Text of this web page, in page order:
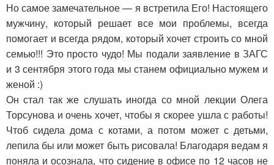
Но самое замечательное — я встретила Его! Настоящего
мужчину, который решает все мои проблемы, всегда
помогает и всегда рядом, который хочет строить со мной
семью!!! Это просто чудо! Мы подали заявление в ЗАГС
и 3 сентября этого года мы станем официально мужем и
женой :)
Он стал так же слушать иногда со мной лекции Олега
Торсунова и очень хочет, чтобы я скорее ушла с работы!
Чтоб сидела дома с котами, а потом может с детьми,
лепила бы или может быть рисовала! Благодаря ведам я
поняла и осознала, что сидение в офисе по 12 часов не